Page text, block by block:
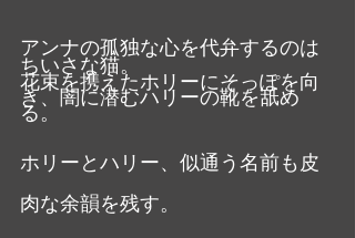
アンナの孤独な心を代弁するのは
ちいさな猫。
花束を携えたホリーにそっぽを向
き、闇に潜むハリーの靴を舐め
る。
ホリーとハリー、似通う名前も皮
肉な余韻を残す。